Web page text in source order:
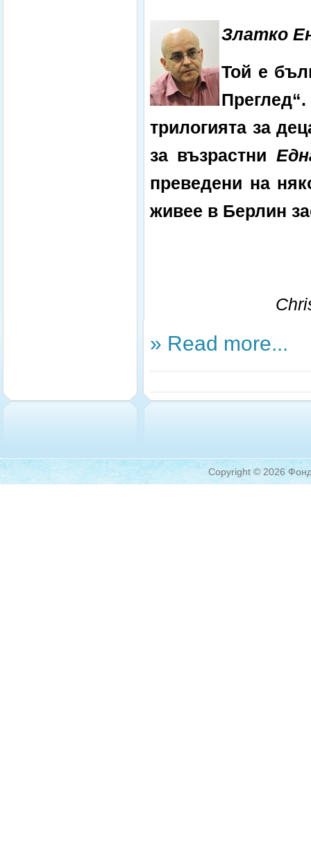
Златко
Той е б
Преглед
трилогията за
за възрастни
преведени на
живее в Берлин
» Read more...
Copyright © 2026